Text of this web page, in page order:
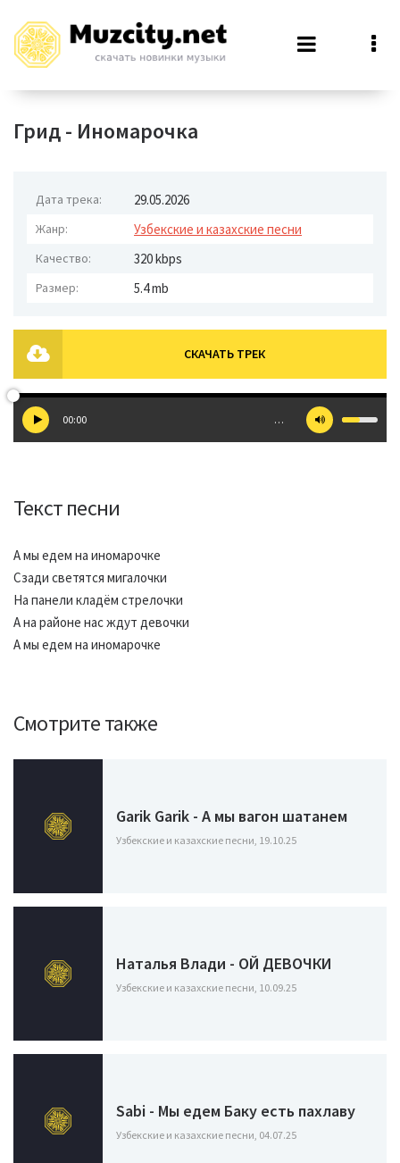
Грид - Иномарочка
Дата трека: 29.05.2026
Жанр: Узбекские и казахские песни
Качество: 320 kbps
Размер: 5.4 mb
СКАЧАТЬ ТРЕК
00:00 …
Текст песни
А мы едем на иномарочке
Сзади светятся мигалочки
На панели кладём стрелочки
А на районе нас ждут девочки
А мы едем на иномарочке
Смотрите также
Garik Garik - А мы вагон шатанем
Узбекские и казахские песни, 19.10.25
Наталья Влади - ОЙ ДЕВОЧКИ
Узбекские и казахские песни, 10.09.25
Sabi - Мы едем Баку есть пахлаву
Узбекские и казахские песни, 04.07.25